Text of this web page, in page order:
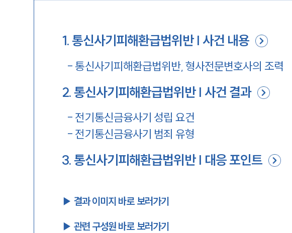
1.통신사기피해환급법위반 | 사건 내용
- 통신사기피해환급법위반, 형사전문변호사의 조력
2.통신사기피해환급법위반 | 사건 결과
- 전기통신금융사기 성립 요건
- 전기통신금융사기 범죄 유형
3.통신사기피해환급법위반 | 대응 포인트
▶︎ 결과 이미지 바로 보러가기
▶︎ 관련 구성원 바로 보러가기